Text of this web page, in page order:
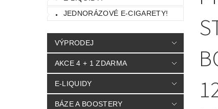
JEDNORÁZOVÉ E-CIGARETY!
VÝPRODEJ
AKCE 4 + 1 ZDARMA
E-LIQUIDY
BÁZE A BOOSTERY